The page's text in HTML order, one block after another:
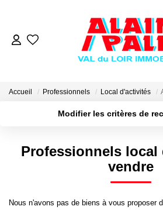
VENTE
LOCATION
DERNIERES
NOS
Accueil Professionnels Local d'activités
Modifier les critères de
Type de bien
Surface
Professionnels local
vendre
Nous n'avons pas de biens à vous proposer